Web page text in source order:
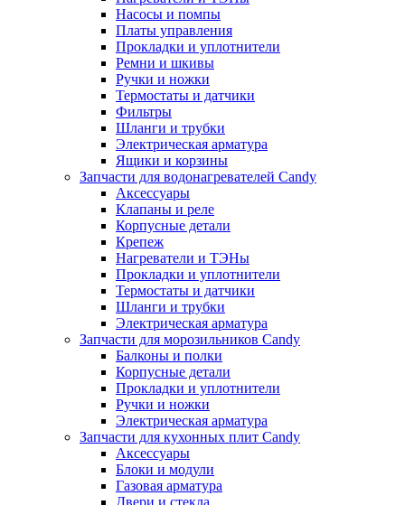
Насосы и помпы
Платы управления
Прокладки и уплотнители
Ремни и шкивы
Ручки и ножки
Термостаты и датчики
Фильтры
Шланги и трубки
Электрическая арматура
Ящики и корзины
Запчасти для водонагревателей Candy
Аксессуары
Клапаны и реле
Корпусные детали
Крепеж
Нагреватели и ТЭНы
Прокладки и уплотнители
Термостаты и датчики
Шланги и трубки
Электрическая арматура
Запчасти для морозильников Candy
Балконы и полки
Корпусные детали
Прокладки и уплотнители
Ручки и ножки
Электрическая арматура
Запчасти для кухонных плит Candy
Аксессуары
Блоки и модули
Газовая арматура
Двери и стекла